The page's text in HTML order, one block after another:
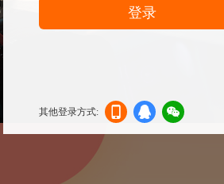
登录
其他登录方式:
机登
登录
信登